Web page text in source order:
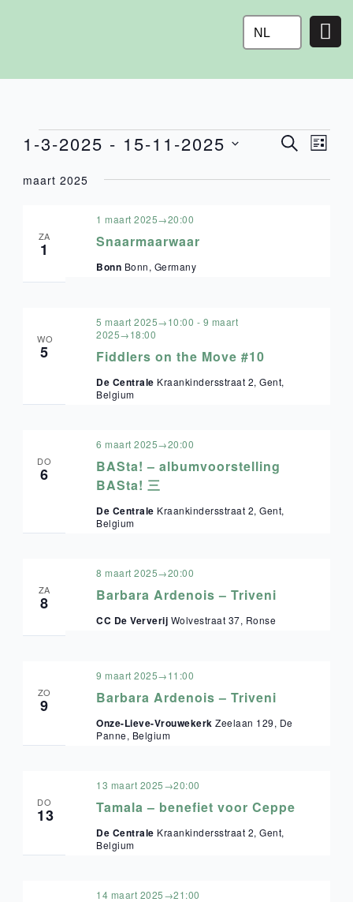
NL
ZOEKEN
LIJST
1-3-2025 - 15-11-2025
een
maart 2025
ZA
1 Snaarmaarwaar
1 maart 2025→20:00
Bonn Bonn, Germany
WO
5 Fiddlers on the Move #10
5 maart 2025→10:00 - 9 maart
2025→18:00
De Centrale Kraankindersstraat 2, Gent,
Belgium
DO
6
BASta! – albumvoorstelling
BASta! 三
6 maart 2025→20:00
De Centrale Kraankindersstraat 2, Gent,
Belgium
ZA
8 Barbara Ardenois – Triveni
8 maart 2025→20:00
CC De Ververij Wolvestraat 37, Ronse
ZO
9 Barbara Ardenois – Triveni
9 maart 2025→11:00
Onze-Lieve-VrouwekerkZeelaan 129, De
Panne, Belgium
DO
13 Tamala – benefiet voor Ceppe
13 maart 2025→20:00
De Centrale Kraankindersstraat 2, Gent,
Belgium
14 maart 2025→21:00